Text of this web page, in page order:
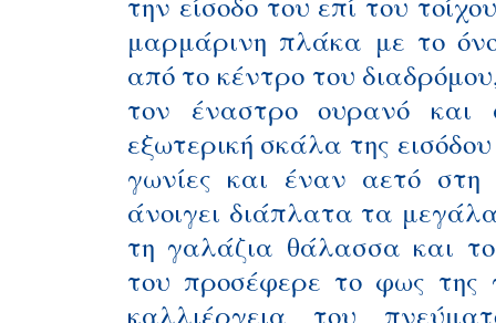
μαρμάρινη πλάκα με το
από το κέντρο του
τον έναστρο ουρανό
εξωτερική σκάλα της
γωνίες και έναν αετό στη
άνοιγει διάπλατα τα
τη γαλάζια θάλασσα και
του προσέφερε το φως της
καλλιέργεια του